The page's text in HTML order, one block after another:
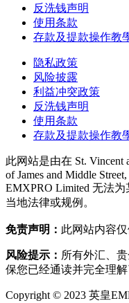
反洗钱声明
使用条款
存款及提款操作教
隐私政策
风险披露
利益冲突政策
反洗钱声明
使用条款
存款及提款操作教
此网站是由在 St. Vincent
of James and Middle
EMXPRO Limited 无法
当地法律或规例。
免责声明： 此网站内容
风险提示： 所有外汇、
保您已经通读并完全理
Copyright © 2023 英皇